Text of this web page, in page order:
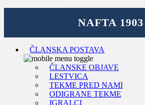
ČLANSKA POSTAVA
ČLANSKE OBJAVE
LESTVICA
TEKME PRED NAMI
ODIGRANE TEKME
IGRALCI